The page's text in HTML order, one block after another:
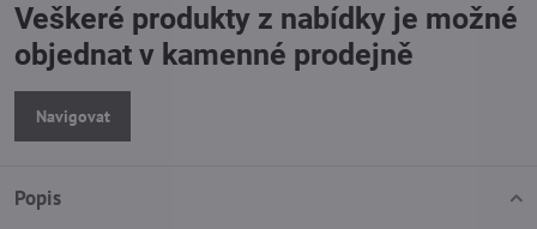
Veškeré produkty z nabídky je možné
objednat v kamenné prodejně
Navigovat
Popis